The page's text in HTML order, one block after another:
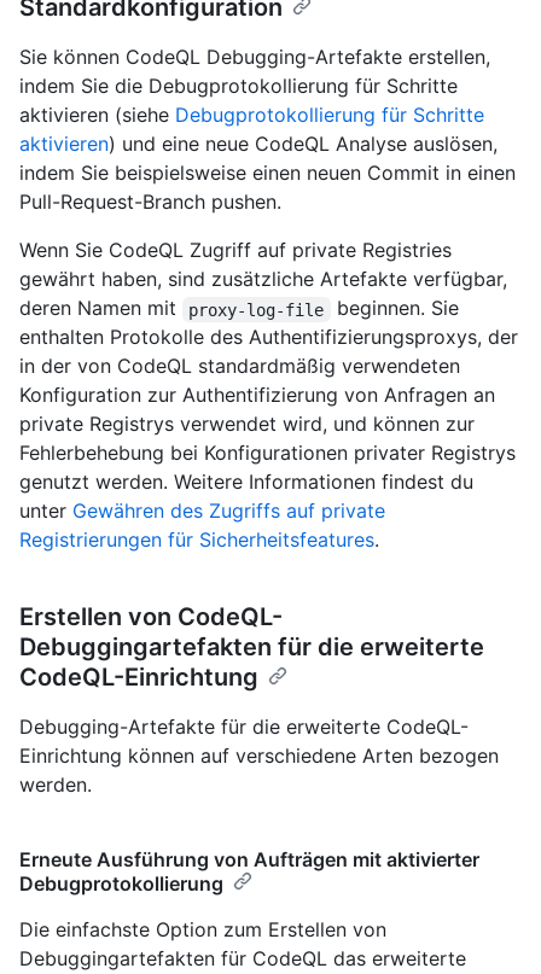
Standardkonfiguration
Sie können CodeQL Debugging-Artefakte erstellen,
indem Sie die Debugprotokollierung für Schritte
aktivieren (siehe Debugprotokollierung für Schritte
aktivieren) und eine neue CodeQL Analyse auslösen,
indem Sie beispielsweise einen neuen Commit in einen
Pull-Request-Branch pushen.
Wenn Sie CodeQL Zugriff auf private Registries
gewährt haben, sind zusätzliche Artefakte verfügbar,
deren Namen mit
proxy-log-file
beginnen. Sie
enthalten Protokolle des Authentifizierungsproxys, der
in der von CodeQL standardmäßig verwendeten
Konfiguration zur Authentifizierung von Anfragen an
private Registrys verwendet wird, und können zur
Fehlerbehebung bei Konfigurationen privater Registrys
genutzt werden. Weitere Informationen findest du
unter Gewähren des Zugriffs auf private
Registrierungen für Sicherheitsfeatures.
Erstellen von CodeQL-
Debuggingartefakten für die erweiterte
CodeQL-Einrichtung
Debugging-Artefakte für die erweiterte CodeQL-
Einrichtung können auf verschiedene Arten bezogen
werden.
Erneute Ausführung von Aufträgen mit aktivierter
Debugprotokollierung
Die einfachste Option zum Erstellen von
Debuggingartefakten für CodeQL das erweiterte